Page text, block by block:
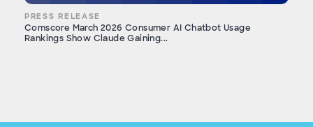
PRESS RELEASE
Comscore March 2026 Consumer AI Chatbot Usage
Rankings Show Claude Gaining...